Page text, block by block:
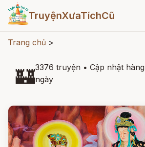
TruyệnXưaTíchCũ
Trang chủ >
🏰3376 truyện • Cập nhật hàng
ngày